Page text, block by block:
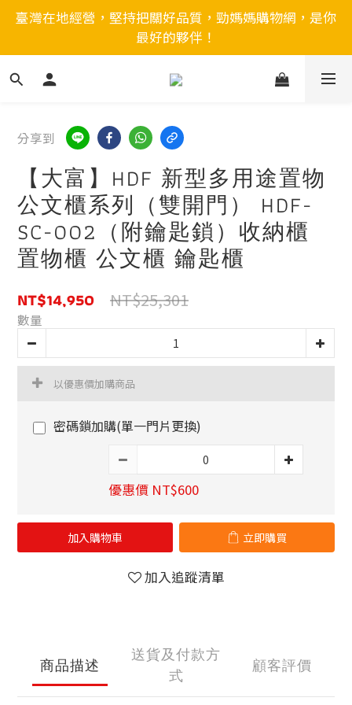
臺灣在地經營，堅持把關好品質，勁媽媽購物網，是你
最好的夥伴！
分享到
【大富】HDF 新型多用途置物
公文櫃系列（雙開門） HDF-
SC-002（附鑰匙鎖）收納櫃
置物櫃 公文櫃 鑰匙櫃
NT$14,950 NT$25,301
數量
以優惠價加購商品
密碼鎖加購(單一門片更換)
優惠價 NT$600
加入購物車 立即購買
加入追蹤清單
商品描述
送貨及付款方
式
顧客評價